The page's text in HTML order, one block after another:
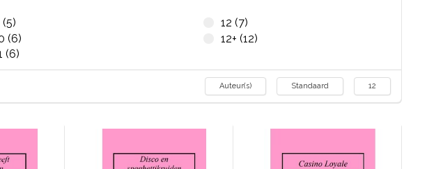
(5)
(6)
(6)
12 (7)
12+ (12)
Auteur(s) Standaard 12